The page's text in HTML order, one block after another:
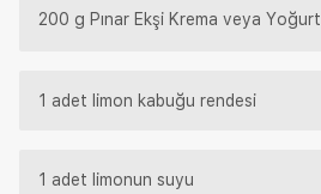
200 g Pınar Ekşi Krema veya Yoğurt
1 adet limon kabuğu rendesi
1 adet limonun suyu